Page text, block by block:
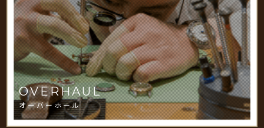
OVERHAUL
オーバーホール